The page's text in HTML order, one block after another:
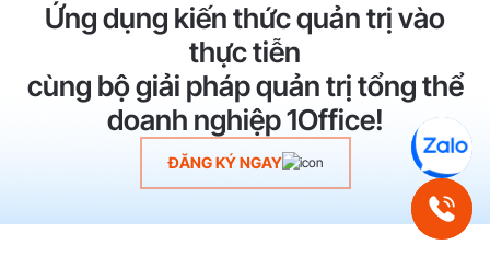
Ứng dụng kiến thức quản trị vào
thực tiễn
cùng bộ giải pháp quản trị tổng thể
doanh nghiệp 1Office!
ĐĂNG KÝ NGAY